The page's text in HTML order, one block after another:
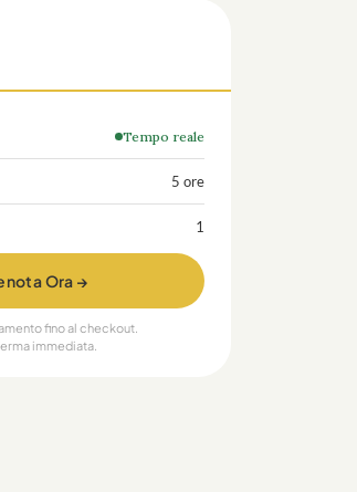
Tempo reale
5 ore
1
Ora →
fino al checkout.
immediata.